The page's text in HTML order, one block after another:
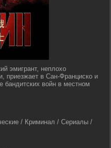
эмигрант, неплохо
приезжает в Сан-Франциско и
бандитских войн в местном
/ Криминал / Сериалы /